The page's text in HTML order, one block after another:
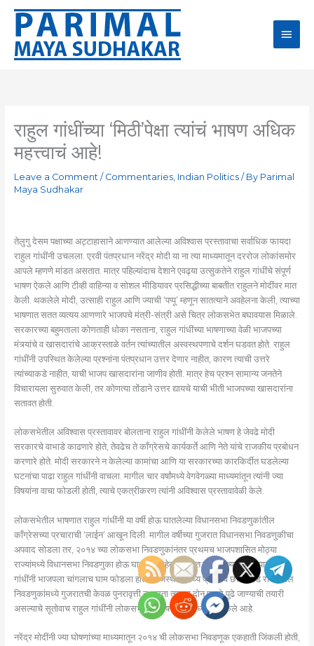
Skip
content
Main
राहुल गांधींच्या ‘मिठी’पेक्षा त्यांचं भाषण अधिक
महत्त्वाचं आहे!
Leave a Comment / Commentaries, Indian Politics/ By Parimal
Maya Sudhakar
तेलुगु देसम पक्षाच्या अट्टाहासाने आणण्यात आलेल्या अविश्वास प्रस्तावाचा सर्वाधिक फायदा
राहुल गांधींनी उचलला. एरवी पंतप्रधान नरेंद्र मोदी या ना त्या माध्यमातून दररोज लोकांसमोर
आपले म्हणणे मांडत असतात. मात्र पहिल्यांदाच देशाने एवढ्या उत्सुकतेने राहुल गांधींचे संपूर्ण
भाषण ऐकले आणि टीव्ही वाहिन्या व सोशल मीडियावर प्रसिद्धीच्या बाबतीत राहुलने मोदींवर मात
केली. थकलेले मोदी, उत्साही राहुल आणि ज्याची ‘पप्पू’ म्हणून सातत्याने अवहेलना केली, त्याच्या
भाषणात सतत व्यत्यय आणणारे भाजपचे मंत्री-संत्री असे चित्र लोकसभेत बघावयास मिळाले.
सरकारच्या बहुमताला कोणताही धोका नसताना, राहुल गांधींच्या भाषणाच्या वेळी भाजपच्या
मंत्र्यांचे व खासदारांचे आक्रस्ताळे वर्तन त्यांच्यातील अस्वस्थपणाचे दर्शन घडवत होते. राहुल
गांधींनी उपस्थित केलेल्या प्रश्नांना पंतप्रधान उत्तर देणार नाहीत, कारण त्याची उत्तरे
त्यांच्याकडे नाहीत, याची भाजप खासदारांना जाणीव होती. मात्र हेच प्रश्न सामान्य जनतेने
विचारायला सुरुवात केली, तर कोणत्या तोंडाने उत्तर द्यायचे याची भीती भाजपच्या खासदारांना
सतावत होती.
लोकसभेतील अविश्वास प्रस्तावावर बोलताना राहुल गांधींनी केलेले भाषण हे जेवढे मोदी
सरकारचे वाभाडे काढणारे होते, तेवढेच ते काँग्रेसचे कार्यकर्ते आणि नेते यांचे राजकीय प्रबोधन
करणारे होते. मोदी सरकारने न केलेल्या कामांचा आणि या सरकारच्या कारकिर्दीत घडलेल्या
घटनांचा पाढा राहुल गांधींनी वाचला. मागील चार वर्षांमध्ये वेगवेगळ्या माध्यमांतून त्यांनी ज्या
विषयांना वाचा फोडली होती, त्याचे एकत्रीकरण त्यांनी अविश्वास प्रस्तावावेळी केले.
लोकसभेतील भाषणात राहुल गांधींनी या वर्षी होऊ घातलेल्या विधानसभा निवडणुकांतील
काँग्रेसच्या प्रचाराची ‘लाईन’ आखून दिली. मागील वर्षीच्या गुजरात विधानसभा निवडणुकीचा
अपवाद सोडला तर, २०१४ च्या लोकसभा निवडणुकांनंतर प्रथमच भाजपशासित मोठ्या
राज्यांमध्ये विधानसभा निवडणुका होऊ घातल्या आहेत. गुजरात या मोदींच्या गृहराज्यात राहुल
गांधींनी भाजपला चांगलाच घाम फोडला होता. राजस्थान, मध्य प्रदेश व छत्तीसगड राज्यांतील
निवडणुकांमध्ये गुजरातची केवळ पुनरावृत्ती न करता त्याच्या दोन पावले पुढे जाण्याची तयारी
असल्याचे सूतोवाच राहुल गांधींनी लोकसभेतील भाषणाच्या माध्यमातून केले आहे.
नरेंद्र मोदींनी ज्या घोषणांच्या माध्यमातून २०१४ ची लोकसभा निवडणूक एकहाती जिंकली होती,